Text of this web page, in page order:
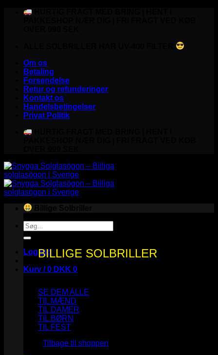
Fortsæt
Om os
Betaling
Forsendelse
Retur og refunderinger
Kontakt os
Handelsbetingelser
Privat Politik
Søg
efter:
Log ind
Kurv /0 DKK 0
Ingen varer i kurven.
Tilbage til shoppen
BILLIGE SOLBRILLER
SE DEM ALLE
TIL MÆND
TIL DAMER
TIL BØRN
TIL FEST